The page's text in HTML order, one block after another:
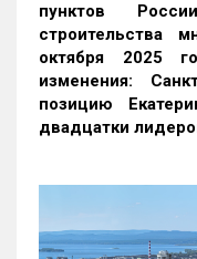
пунктов
строительства
октября 2025
изменения:
позицию
двадцатки